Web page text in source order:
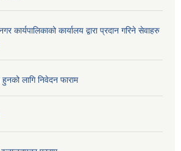
कार्यपालिकाको कार्यालय द्वारा प्रदान गरिने सेवाहरु
लागि निवेदन फाराम